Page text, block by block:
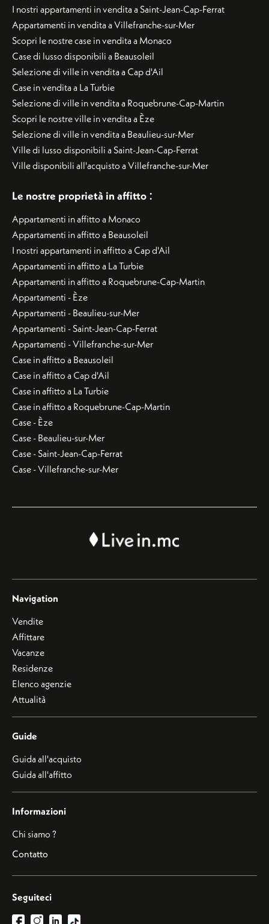
I nostri appartamenti in vendita a Saint-Jean-Cap-Ferrat
Appartamenti in vendita a Villefranche-sur-Mer
Scopri le nostre case in vendita a Monaco
Case di lusso disponibili a Beausoleil
Selezione di ville in vendita a Cap d'Ail
Case in vendita a La Turbie
Selezione di ville in vendita a Roquebrune-Cap-Martin
Scopri le nostre ville in vendita a Èze
Selezione di ville in vendita a Beaulieu-sur-Mer
Ville di lusso disponibili a Saint-Jean-Cap-Ferrat
Ville disponibili all'acquisto a Villefranche-sur-Mer
Le nostre proprietà in affitto :
Appartamenti in affitto a Monaco
Appartamenti in affitto a Beausoleil
I nostri appartamenti in affitto a Cap d'Ail
Appartamenti in affitto a La Turbie
Appartamenti in affitto a Roquebrune-Cap-Martin
Appartamenti - Èze
Appartamenti - Beaulieu-sur-Mer
Appartamenti - Saint-Jean-Cap-Ferrat
Appartamenti - Villefranche-sur-Mer
Case in affitto a Beausoleil
Case in affitto a Cap d'Ail
Case in affitto a La Turbie
Case in affitto a Roquebrune-Cap-Martin
Case - Èze
Case - Beaulieu-sur-Mer
Case - Saint-Jean-Cap-Ferrat
Case - Villefranche-sur-Mer
Navigation
Vendite
Affittare
Vacanze
Residenze
Elenco agenzie
Attualità
Guide
Guida all'acquisto
Guida all'affitto
Informazioni
Chi siamo ?
Contatto
Seguiteci